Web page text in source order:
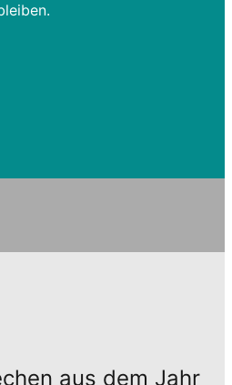
aus dem Jahr